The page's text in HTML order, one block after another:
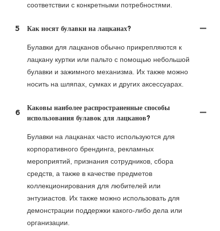
соответствии с конкретными потребностями.
5 Как носят булавки на лацканах?
Булавки для лацканов обычно прикрепляются к
лацкану куртки или пальто с помощью небольшой
булавки и зажимного механизма. Их также можно
носить на шляпах, сумках и других аксессуарах.
6
Каковы наиболее распространенные способы
использования булавок для лацканов?
Булавки на лацканах часто используются для
корпоративного брендинга, рекламных
мероприятий, признания сотрудников, сбора
средств, а также в качестве предметов
коллекционирования для любителей или
энтузиастов. Их также можно использовать для
демонстрации поддержки какого-либо дела или
организации.